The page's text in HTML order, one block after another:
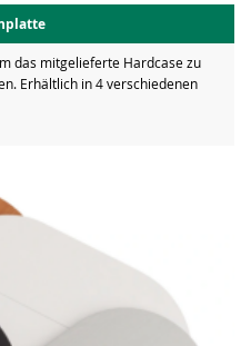
das mitgelieferte Hardcase zu
Erhältlich in 4 verschiedenen